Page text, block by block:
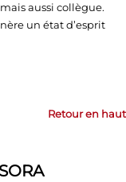
aussi collègue.
un état d’esprit
Retour en haut